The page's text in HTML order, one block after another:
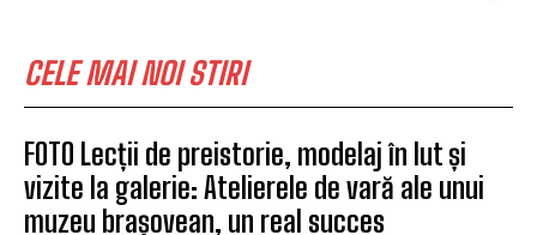
CELE MAI NOI STIRI
FOTO Lecții de preistorie, modelaj în lut și
vizite la galerie: Atelierele de vară ale unui
muzeu brașovean, un real succes